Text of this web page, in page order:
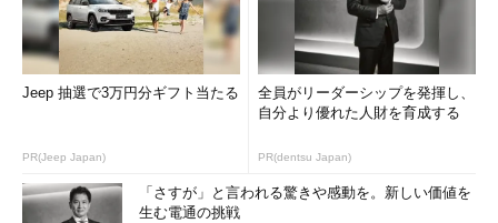
行してください。
- ComputerInfo | Select
WindowsProductName, WindowsVersion,
WindowsInstallationType, OsServerLevel,
Hyper-V Server 2019とWindows Server 2019は、
WindowsProductNameが「Hyper-V Server 2019」であるか
Jeep 抽選で3万円分ギフト当たる
PR(Jeep Japan)
全員がリーダーシップを発揮し、
自分より優れた人財を育成する
PR(dentsu Japan)
「さすが」と言われる驚きや感動を。新しい価値を
生む電通の挑戦